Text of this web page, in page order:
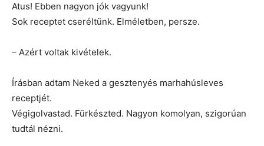
Atus! Ebben nagyon jók vagyunk!
Sok receptet cseréltünk. Elméletben, persze.
– Azért voltak kivételek.
Írásban adtam Neked a gesztenyés marhahúsleves
receptjét.
Végigolvastad. Fürkészted. Nagyon komolyan, szigorúan
tudtál nézni.